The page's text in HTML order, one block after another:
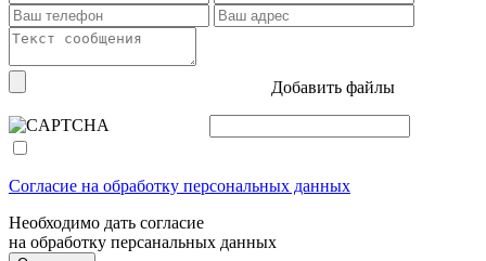
Добавить файлы
Согласие на обработку персональных данных
Необходимо дать согласие
на обработку персанальных данных